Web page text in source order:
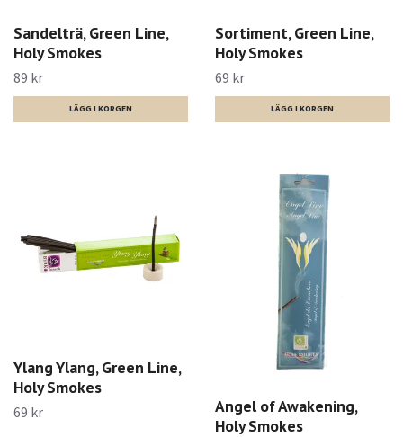
Sandelträ, Green Line,
Holy Smokes
89 kr
Sortiment, Green Line,
Holy Smokes
69 kr
Ylang Ylang, Green Line,
Holy Smokes
69 kr
Angel of Awakening,
Holy Smokes